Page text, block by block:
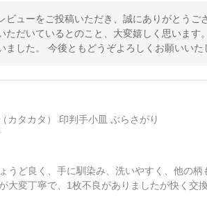
ビューをご投稿いただき、誠にありがとうご
ただいているとのこと、大変嬉しく思います
ました。 今後ともどうぞよろしくお願いいた
カタカタ） 印判手小皿 ぶらさがり
うど良く、手に馴染み、洗いやすく、他の
大変丁寧で、1枚不良がありましたが快く交